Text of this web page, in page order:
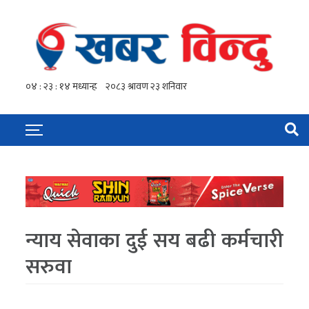
न्याय सेवाका दुई सय बढी कर्मचारी
सरुवा